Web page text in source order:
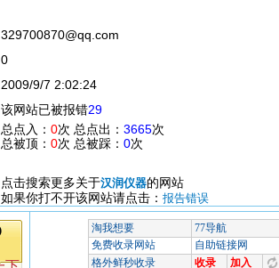
329700870@qq.com
0
2009/9/7 2:02:24
该网站已被报错29
总点入： 0次 总点出： 3665次
总被顶： 0次 总被踩： 0次
点击搜索更多关于汉润仪器的网站
如果你打不开该网站请点击： 报告错误